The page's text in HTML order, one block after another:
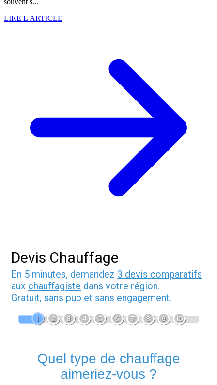
souvent s...
LIRE L'ARTICLE
Devis Chauffage
En 5 minutes, demandez 3 devis comparatifs
aux chauffagiste dans votre région.
Gratuit, sans pub et sans engagement.
1 2 3 4 5 6 7 8 9 10
Quel type de chauffage
aimeriez-vous ?